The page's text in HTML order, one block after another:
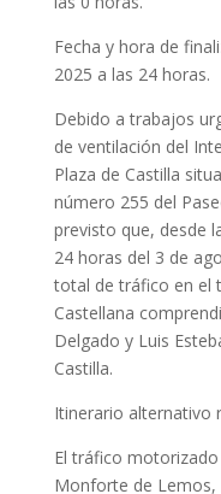
Fecha y hora de
2025 a las 24 horas.
Debido a trabajos
de ventilación del
Plaza de Castilla
número 255 del
previsto que, desde
24 horas del 3 de
total de tráfico en el
Castellana
Delgado y Luis
Castilla.
Itinerario alternativo
El tráfico
Monforte de Lemos,